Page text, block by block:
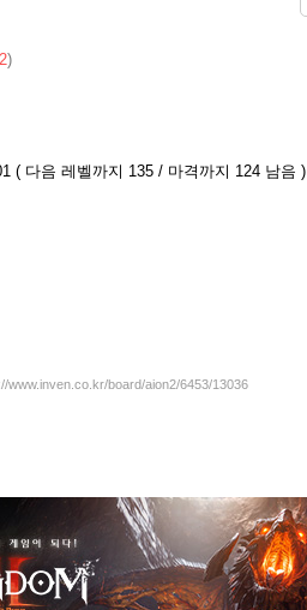
)
( 다음 레벨까지 135 / 마격까지 124 남음 )
www.inven.co.kr/board/aion2/6453/13036